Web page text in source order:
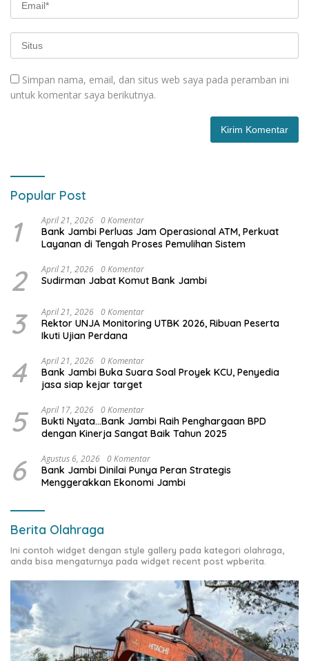
Simpan nama, email, dan situs web saya pada peramban ini
untuk komentar saya berikutnya.
Popular Post
1 April 21, 2026 0 Komentar
Bank Jambi Perluas Jam Operasional ATM, Perkuat
Layanan di Tengah Proses Pemulihan Sistem
2 April 21, 2026 0 Komentar
Sudirman Jabat Komut Bank Jambi
3 April 21, 2026 0 Komentar
Rektor UNJA Monitoring UTBK 2026, Ribuan Peserta
Ikuti Ujian Perdana
4 April 21, 2026 0 Komentar
Bank Jambi Buka Suara Soal Proyek KCU, Penyedia
jasa siap kejar target
5 April 17, 2026 0 Komentar
Bukti Nyata…Bank Jambi Raih Penghargaan BPD
dengan Kinerja Sangat Baik Tahun 2025
6 Agustus 6, 2026 0 Komentar
Bank Jambi Dinilai Punya Peran Strategis
Menggerakkan Ekonomi Jambi
Berita Olahraga
Ini contoh widget dengan style gallery pada kategori olahraga,
anda bisa mengaturnya pada widget recent post wpberita.